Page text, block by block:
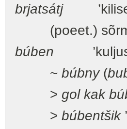
brjatsátj
(poeet.)
búben
~ búbny(
> gol kak
> búbentšik